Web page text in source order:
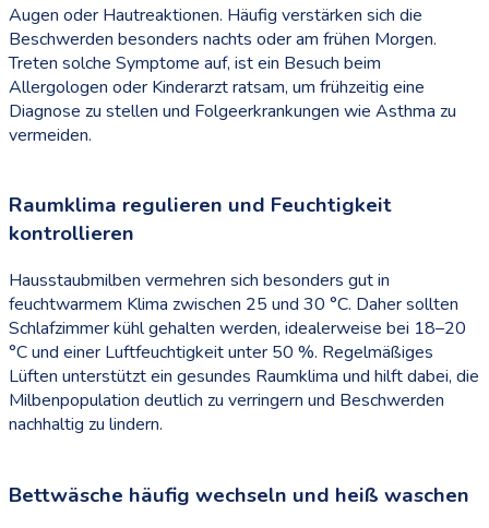
Augen oder Hautreaktionen. Häufig verstärken sich die
Beschwerden besonders nachts oder am frühen Morgen.
Treten solche Symptome auf, ist ein Besuch beim
Allergologen oder Kinderarzt ratsam, um frühzeitig eine
Diagnose zu stellen und Folgeerkrankungen wie Asthma zu
vermeiden.
Raumklima regulieren und Feuchtigkeit
kontrollieren
Hausstaubmilben vermehren sich besonders gut in
feuchtwarmem Klima zwischen 25 und 30 °C. Daher sollten
Schlafzimmer kühl gehalten werden, idealerweise bei 18–20
°C und einer Luftfeuchtigkeit unter 50 %. Regelmäßiges
Lüften unterstützt ein gesundes Raumklima und hilft dabei, die
Milbenpopulation deutlich zu verringern und Beschwerden
nachhaltig zu lindern.
Bettwäsche häufig wechseln und heiß waschen